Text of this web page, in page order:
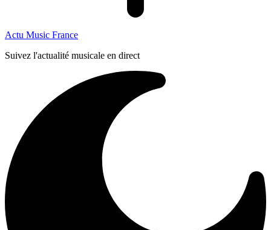
Actu Music France
Suivez l'actualité musicale en direct